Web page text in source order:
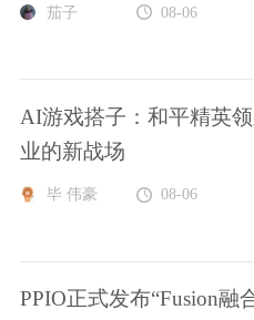
茄子 08-06
AI游戏搭子：和平精英
业的新战场
毕 伟豪 08-06
PPIO正式发布“Fusion融